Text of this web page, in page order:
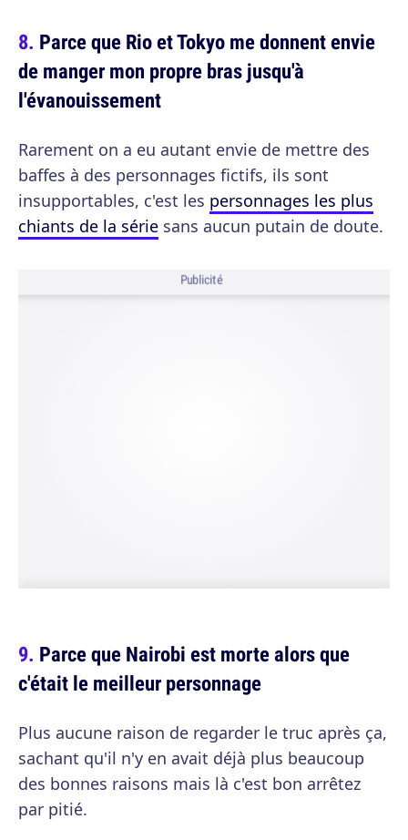
Parce que Rio et Tokyo me donnent envie
de manger mon propre bras jusqu'à
l'évanouissement
Rarement on a eu autant envie de mettre des
baffes à des personnages fictifs, ils sont
insupportables, c'est les personnages les plus
chiants de la série sans aucun putain de doute.
Publicité
Parce que Nairobi est morte alors que
c'était le meilleur personnage
Plus aucune raison de regarder le truc après ça,
sachant qu'il n'y en avait déjà plus beaucoup
des bonnes raisons mais là c'est bon arrêtez
par pitié.